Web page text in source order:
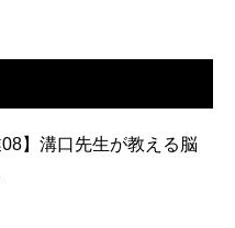
08】溝口先生が教える脳